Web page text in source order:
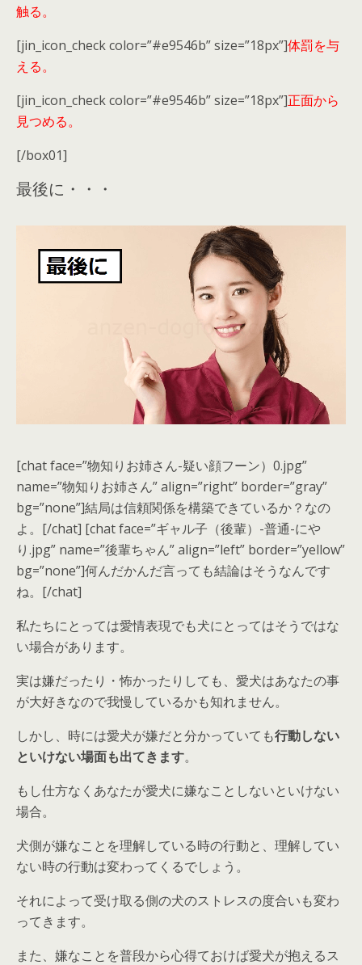
触る。
[jin_icon_check color=”#e9546b” size=”18px”]体罰を与
える。
[jin_icon_check color=”#e9546b” size=”18px”]正面から
見つめる。
[/box01]
最後に・・・
[chat face=”物知りお姉さん-疑い顔フーン）0.jpg”
name=”物知りお姉さん” align=”right” border=”gray”
bg=”none”]結局は信頼関係を構築できているか？なの
よ。[/chat] [chat face=”ギャル子（後輩）-普通-にや
り.jpg” name=”後輩ちゃん” align=”left” border=”yellow”
bg=”none”]何んだかんだ言っても結論はそうなんです
ね。[/chat]
私たちにとっては愛情表現でも犬にとってはそうではな
い場合があります。
実は嫌だったり ・怖かったり しても、 愛犬はあなたの事
が大好きなので我慢しているかも知れません。
しかし、時には愛犬が嫌だと分かっていても行動しない
といけない場面も出てきます。
もし仕方なくあなたが愛犬に嫌なことしないといけない
場合。
犬側が嫌なことを理解している時の行動と、理解してい
ない時の行動は変わってくるでしょう。
それによって受け取る側の犬のストレスの度合いも変わ
ってきます。
また、嫌なことを普段から心得ておけば愛犬が抱えるス